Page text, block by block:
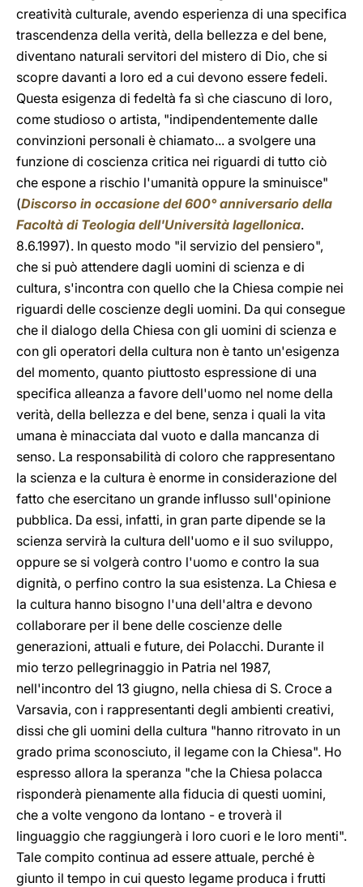
creatività culturale, avendo esperienza di una specifica
trascendenza della verità, della bellezza e del bene,
diventano naturali servitori del mistero di Dio, che si
scopre davanti a loro ed a cui devono essere fedeli.
Questa esigenza di fedeltà fa sì che ciascuno di loro,
come studioso o artista, "indipendentemente dalle
convinzioni personali è chiamato... a svolgere una
funzione di coscienza critica nei riguardi di tutto ciò
che espone a rischio l'umanità oppure la sminuisce"
(Discorso in occasione del 600° anniversario della
Facoltà di Teologia dell'Università Iagellonica.
8.6.1997). In questo modo "il servizio del pensiero",
che si può attendere dagli uomini di scienza e di
cultura, s'incontra con quello che la Chiesa compie nei
riguardi delle coscienze degli uomini. Da qui consegue
che il dialogo della Chiesa con gli uomini di scienza e
con gli operatori della cultura non è tanto un'esigenza
del momento, quanto piuttosto espressione di una
specifica alleanza a favore dell'uomo nel nome della
verità, della bellezza e del bene, senza i quali la vita
umana è minacciata dal vuoto e dalla mancanza di
senso. La responsabilità di coloro che rappresentano
la scienza e la cultura è enorme in considerazione del
fatto che esercitano un grande influsso sull'opinione
pubblica. Da essi, infatti, in gran parte dipende se la
scienza servirà la cultura dell'uomo e il suo sviluppo,
oppure se si volgerà contro l'uomo e contro la sua
dignità, o perfino contro la sua esistenza. La Chiesa e
la cultura hanno bisogno l'una dell'altra e devono
collaborare per il bene delle coscienze delle
generazioni, attuali e future, dei Polacchi. Durante il
mio terzo pellegrinaggio in Patria nel 1987,
nell'incontro del 13 giugno, nella chiesa di S. Croce a
Varsavia, con i rappresentanti degli ambienti creativi,
dissi che gli uomini della cultura "hanno ritrovato in un
grado prima sconosciuto, il legame con la Chiesa". Ho
espresso allora la speranza "che la Chiesa polacca
risponderà pienamente alla fiducia di questi uomini,
che a volte vengono da lontano - e troverà il
linguaggio che raggiungerà i loro cuori e le loro menti".
Tale compito continua ad essere attuale, perché è
giunto il tempo in cui questo legame produca i frutti